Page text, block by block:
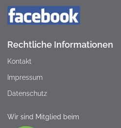
Rechtliche Informationen
Kontakt
Impressum
Datenschutz
Wir sind Mitglied beim